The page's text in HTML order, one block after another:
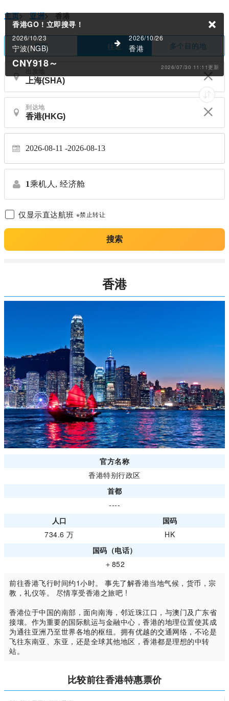
主页> 亚洲> 香港
单程 往返 多个目的地
到达地
2026-08-11 2026-08-13
1乘机人, 经济舱
仅显示直达航班 ※禁止转让
搜索
香港GO ! 立即搜寻！
2026/10/23
宁波(NGB)
2026/10/26
香港
CNY918～ 2026/07/30 11:11更新
香港
官方名称
香港特别行政区
首都
----
人口
国码
734.6 万
HK
国码（电话）
＋852
前往香港飞行时间约1小时。 事先了解香港当地气候，货币，宗
教，礼仪等。 尽情享受香港之旅吧 !
香港位于中国的南部，面向南海，邻近珠江口，与澳门及广东省
接壤。作为重要的国际航运与金融中心，香港的地理位置使其成
为通往亚洲乃至世界各地的枢纽。拥有优越的交通网络，不论是
飞往东南亚、东亚，还是全球其他地区，香港都是理想的中转
站。
比较前往香港特惠票价